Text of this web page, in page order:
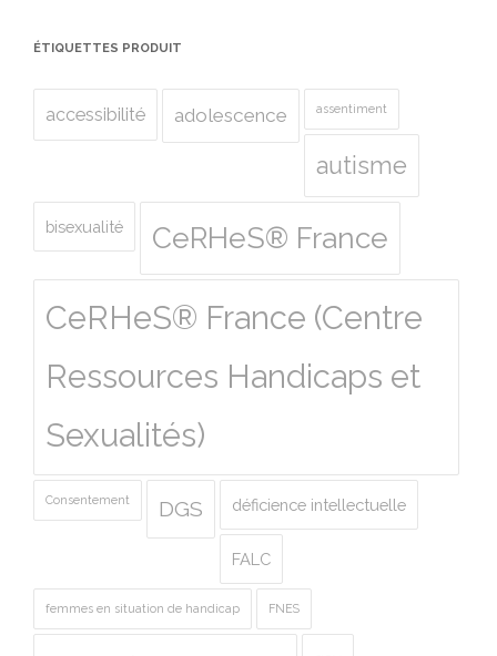
ÉTIQUETTES PRODUIT
accessibilité adolescence assentiment
autisme
bisexualité CeRHeS® France
CeRHeS® France (Centre
Ressources Handicaps et
Sexualités)
Consentement DGS déficience intellectuelle
FALC
femmes en situation de handicap FNES